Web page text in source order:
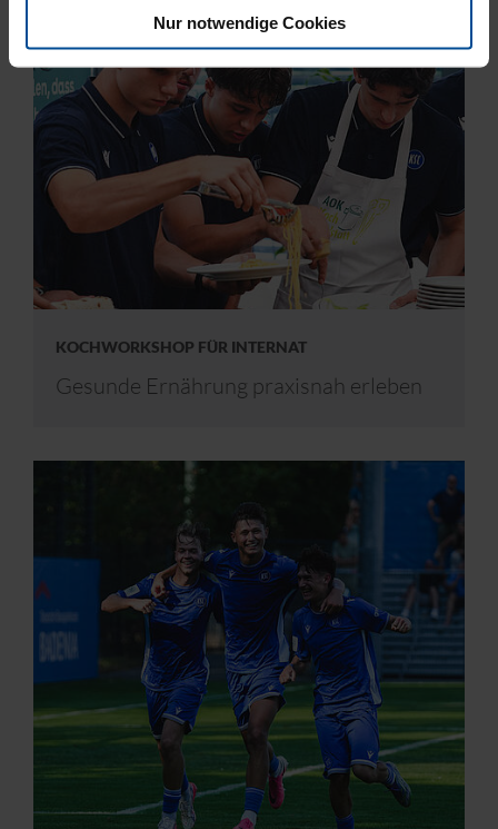
Nur notwendige Cookies
KOCHWORKSHOP FÜR INTERNAT
Gesunde Ernährung praxisnah erleben